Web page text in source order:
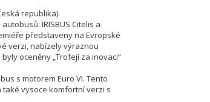
republika).
IRISBUS Citelis a
představeny na Evropské
verzi, nabízely výraznou
oceněny „Trofejí za inovaci“
s motorem Euro VI. Tento
také vysoce komfortní verzi s